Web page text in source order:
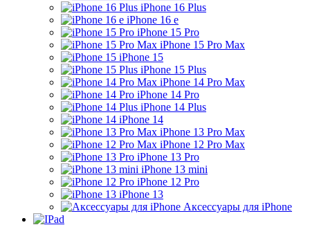
iPhone 16 Plus
iPhone 16 e
iPhone 15 Pro
iPhone 15 Pro Max
iPhone 15
iPhone 15 Plus
iPhone 14 Pro Max
iPhone 14 Pro
iPhone 14 Plus
iPhone 14
iPhone 13 Pro Max
iPhone 12 Pro Max
iPhone 13 Pro
iPhone 13 mini
iPhone 12 Pro
iPhone 13
Аксессуары для iPhone